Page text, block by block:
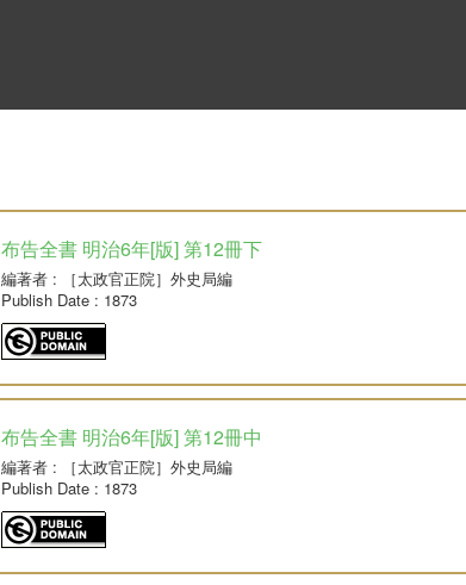
布告全書 明治6年[版] 第12冊下
編著者: ［太政官正院］外史局編
Publish Date: 1873
布告全書 明治6年[版] 第12冊中
編著者: ［太政官正院］外史局編
Publish Date: 1873